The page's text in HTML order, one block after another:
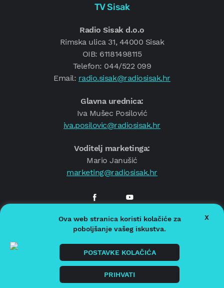
TV Sisak
Radio Sisak d.o.o
Rimska ulica 31, 44000 Sisak
OIB: 61181498115
Telefon: 044/522 099
Email: radio.sisak@radiosisak.hr
Glavna urednica:
Iva Mušec Posilović
iva.posilovic@radiosisak.hr
Voditelj marketinga:
Mario Janušić
marketing@radiosisak.hr
© 2026.Radio Sisak
Politika privatnosti
Politika kolačića
Impressum
Ova web stranica koristi kolačiće za
poboljšanje vašeg iskustva.
POSTAVKE KOLAČIĆA
PRIHVATI
X